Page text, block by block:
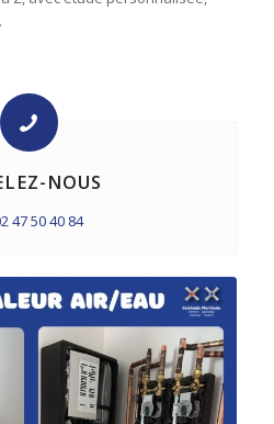
NOUS
47 50 40 84